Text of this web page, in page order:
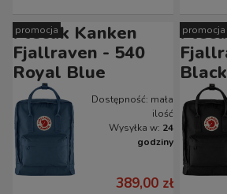
Plecak Kanken
Fjallraven - 540
Royal Blue
Dostępność: mała
ilość
Wysyłka w: 24
godziny
389,00 zł
promocja
Black
promocja